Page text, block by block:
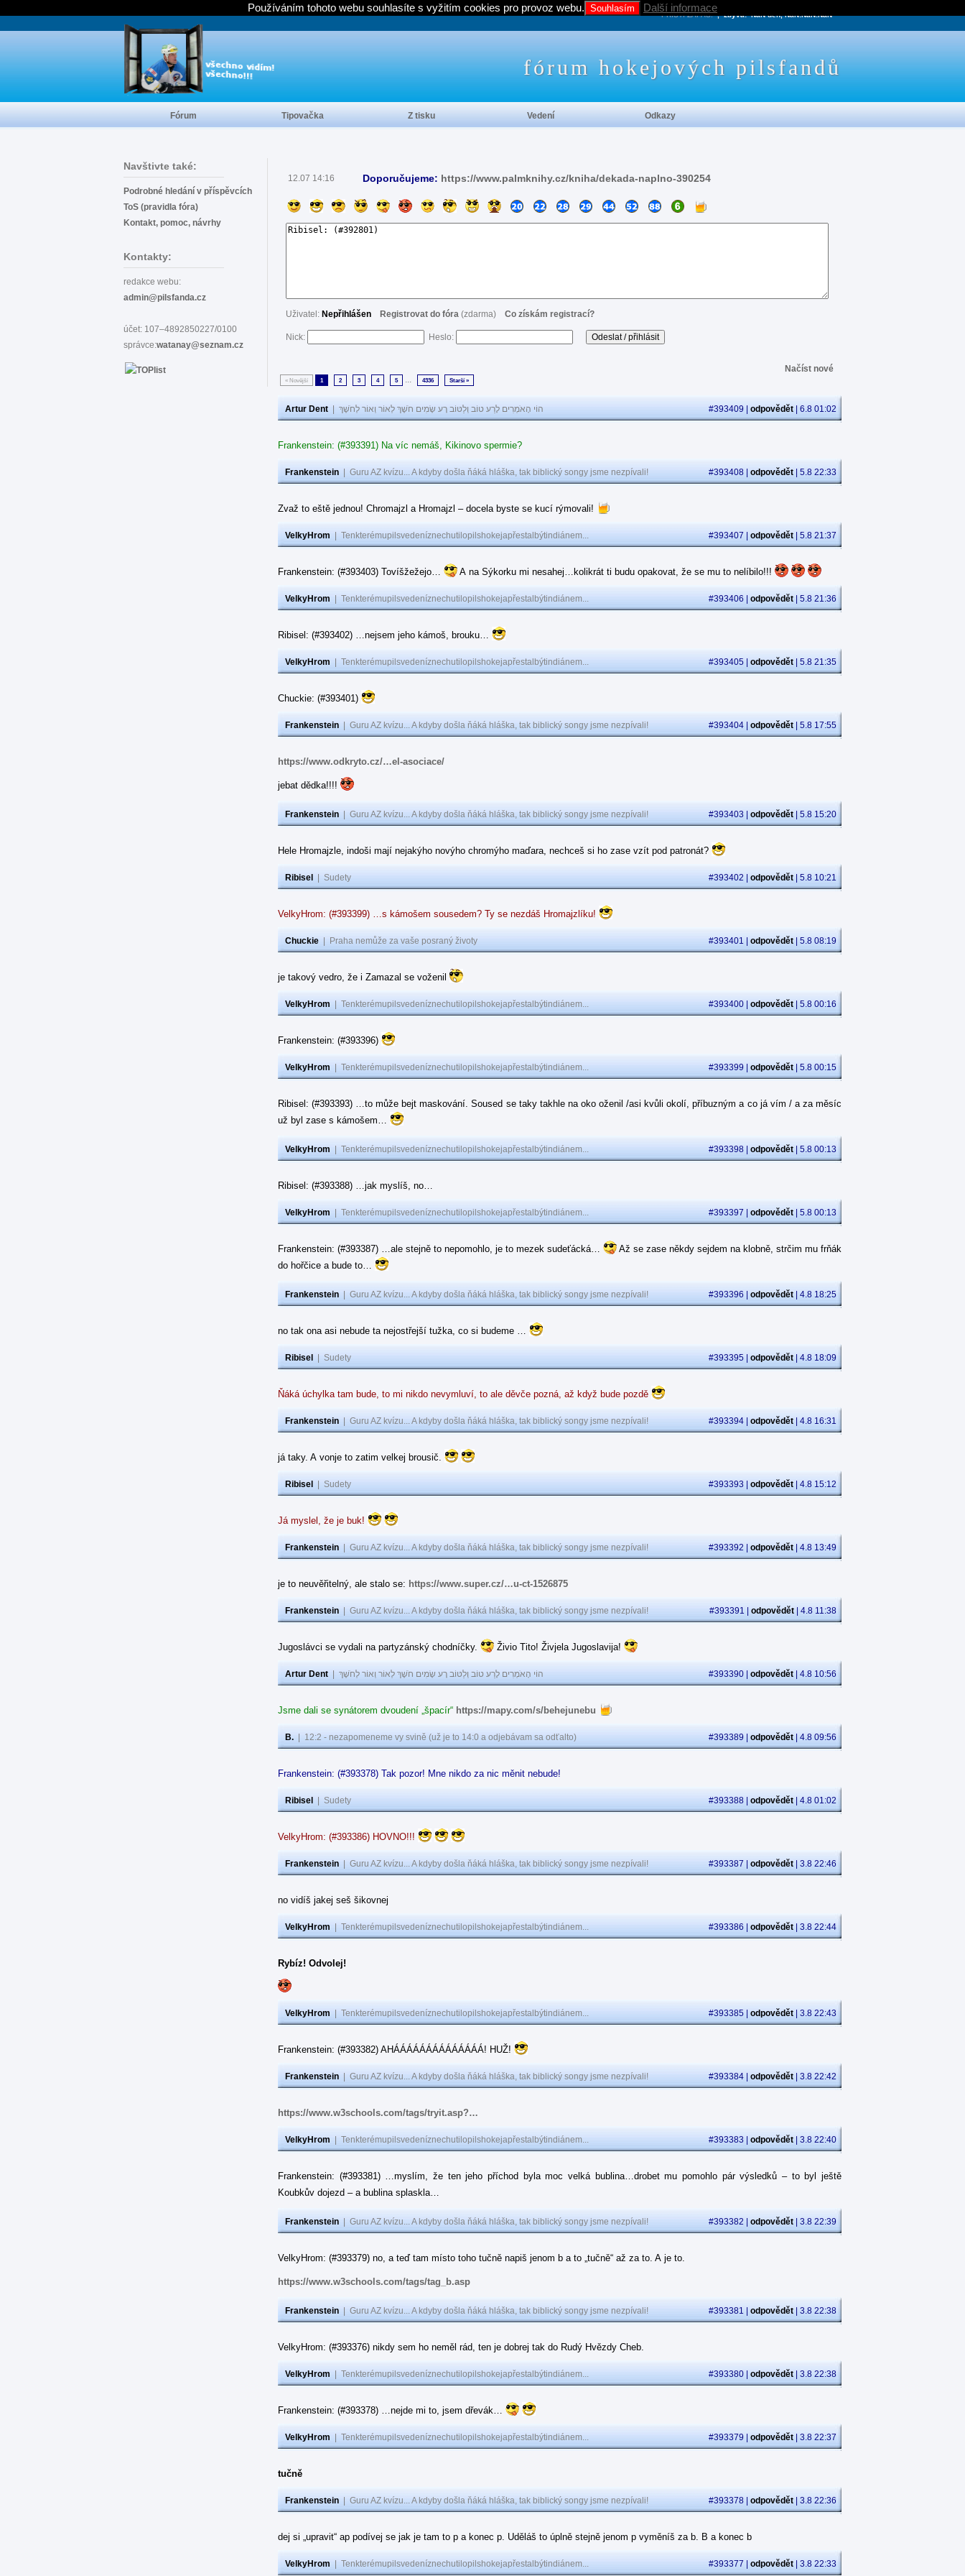
Navštivte také:
Podrobné hledání v příspěvcích
ToS (pravidla fóra)
Kontakt, pomoc, návrhy
Kontakty:
redakce webu:
admin@pilsfanda.cz
účet: 107–4892850227/0100
správce:watanay@seznam.cz
12.07 14:16 Doporučujeme: https://www.palmknihy.cz/kniha/dekada-naplno-390254
Uživatel: Nepřihlášen Registrovat do fóra (zdarma) Co získám registrací?
Nick: Heslo:
Načíst nové
« Novější 1 2 3 4 5 ... 4336 Starší »
Artur Dent הוֹי הָאֹמְרִים לָרַע טוֹב וְלַטּוֹב רָע שָׂמִים חֹשֶׁךְ לְאוֹר וְאוֹר לְחֹשֶׁךְ #393409 | odpovědět | 6.8 01:02
Frankenstein: (#393391) Na víc nemáš, Kikinovo spermie?
Frankenstein Guru AZ kvízu... A kdyby došla ňáká hláška, tak biblický songy jsme nezpívali! #393408 | odpovědět | 5.8 22:33
Zvaž to eště jednou! Chromajzl a Hromajzl – docela byste se kucí rýmovali!
VelkyHrom Tenkterémupilsvedeníznechutilopilshokejapřestalbýtindiánem... #393407 | odpovědět | 5.8 21:37
Frankenstein: (#393403) Tovíšžežejo… A na Sýkorku mi nesahej…kolikrát ti budu opakovat, že se mu to nelíbilo!!!
VelkyHrom Tenkterémupilsvedeníznechutilopilshokejapřestalbýtindiánem... #393406 | odpovědět | 5.8 21:36
Ribisel: (#393402) …nejsem jeho kámoš, brouku…
VelkyHrom Tenkterémupilsvedeníznechutilopilshokejapřestalbýtindiánem... #393405 | odpovědět | 5.8 21:35
Chuckie: (#393401)
Frankenstein Guru AZ kvízu... A kdyby došla ňáká hláška, tak biblický songy jsme nezpívali! #393404 | odpovědět | 5.8 17:55
https://www.odkryto.cz/…el-asociace/
jebat dědka!!!!
Frankenstein Guru AZ kvízu... A kdyby došla ňáká hláška, tak biblický songy jsme nezpívali! #393403 | odpovědět | 5.8 15:20
Hele Hromajzle, indoši mají nejakýho novýho chromýho maďara, nechceš si ho zase vzít pod patronát?
Ribisel Sudety #393402 | odpovědět | 5.8 10:21
VelkyHrom: (#393399) …s kámošem sousedem? Ty se nezdáš Hromajzlíku!
Chuckie Praha nemůže za vaše posraný životy #393401 | odpovědět | 5.8 08:19
je takový vedro, že i Zamazal se voženil
VelkyHrom Tenkterémupilsvedeníznechutilopilshokejapřestalbýtindiánem... #393400 | odpovědět | 5.8 00:16
Frankenstein: (#393396)
VelkyHrom Tenkterémupilsvedeníznechutilopilshokejapřestalbýtindiánem... #393399 | odpovědět | 5.8 00:15
Ribisel: (#393393) …to může bejt maskování. Soused se taky takhle na oko oženil /asi kvůli okolí, příbuzným a co já vím / a za měsíc
už byl zase s kámošem…
VelkyHrom Tenkterémupilsvedeníznechutilopilshokejapřestalbýtindiánem... #393398 | odpovědět | 5.8 00:13
Ribisel: (#393388) …jak myslíš, no…
VelkyHrom Tenkterémupilsvedeníznechutilopilshokejapřestalbýtindiánem... #393397 | odpovědět | 5.8 00:13
Frankenstein: (#393387) …ale stejně to nepomohlo, je to mezek sudeťácká…
Až se zase někdy sejdem na klobně, strčim mu frňák
do hořčice a bude to…
Frankenstein Guru AZ kvízu... A kdyby došla ňáká hláška, tak biblický songy jsme nezpívali! #393396 | odpovědět | 4.8 18:25
no tak ona asi nebude ta nejostřejší tužka, co si budeme …
Ribisel Sudety #393395 | odpovědět | 4.8 18:09
Ňáká úchylka tam bude, to mi nikdo nevymluví, to ale děvče pozná, až když bude pozdě
Frankenstein Guru AZ kvízu... A kdyby došla ňáká hláška, tak biblický songy jsme nezpívali! #393394 | odpovědět | 4.8 16:31
já taky. A vonje to zatim velkej brousič.
Ribisel Sudety #393393 | odpovědět | 4.8 15:12
Já myslel, že je buk!
Frankenstein Guru AZ kvízu... A kdyby došla ňáká hláška, tak biblický songy jsme nezpívali! #393392 | odpovědět | 4.8 13:49
je to neuvěřitelný, ale stalo se: https://www.super.cz/…u-ct-1526875
Frankenstein Guru AZ kvízu... A kdyby došla ňáká hláška, tak biblický songy jsme nezpívali! #393391 | odpovědět | 4.8 11:38
Jugoslávci se vydali na partyzánský chodníčky. Živio Tito! Živjela Jugoslavija!
Artur Dent הוֹי הָאֹמְרִים לָרַע טוֹב וְלַטּוֹב רָע שָׂמִים חֹשֶׁךְ לְאוֹר וְאוֹר לְחֹשֶׁךְ #393390 | odpovědět | 4.8 10:56
Jsme dali se synátorem dvoudení „špacír“ https://mapy.com/s/behejunebu
B. 12:2 - nezapomeneme vy svině (už je to 14:0 a odjebávam sa odťalto) #393389 | odpovědět | 4.8 09:56
Frankenstein: (#393378) Tak pozor! Mne nikdo za nic měnit nebude!
Ribisel Sudety #393388 | odpovědět | 4.8 01:02
VelkyHrom: (#393386) HOVNO!!!
Frankenstein Guru AZ kvízu... A kdyby došla ňáká hláška, tak biblický songy jsme nezpívali! #393387 | odpovědět | 3.8 22:46
no vidíš jakej seš šikovnej
VelkyHrom Tenkterémupilsvedeníznechutilopilshokejapřestalbýtindiánem... #393386 | odpovědět | 3.8 22:44
Rybíz! Odvolej!
VelkyHrom Tenkterémupilsvedeníznechutilopilshokejapřestalbýtindiánem... #393385 | odpovědět | 3.8 22:43
Frankenstein: (#393382) AHÁÁÁÁÁÁÁÁÁÁÁÁÁÁ! HUŽ!
Frankenstein Guru AZ kvízu... A kdyby došla ňáká hláška, tak biblický songy jsme nezpívali! #393384 | odpovědět | 3.8 22:42
https://www.w3schools.com/tags/tryit.asp?…
VelkyHrom Tenkterémupilsvedeníznechutilopilshokejapřestalbýtindiánem... #393383 | odpovědět | 3.8 22:40
Frankenstein: (#393381) …myslím, že ten jeho příchod byla moc velká bublina…drobet mu pomohlo pár výsledků – to byl ještě
Koubkův dojezd – a bublina splaskla…
Frankenstein Guru AZ kvízu... A kdyby došla ňáká hláška, tak biblický songy jsme nezpívali! #393382 | odpovědět | 3.8 22:39
VelkyHrom: (#393379) no, a teď tam místo toho tučně napiš jenom b a to „tučně“ až za to. A je to.
https://www.w3schools.com/tags/tag_b.asp
Frankenstein Guru AZ kvízu... A kdyby došla ňáká hláška, tak biblický songy jsme nezpívali! #393381 | odpovědět | 3.8 22:38
VelkyHrom: (#393376) nikdy sem ho neměl rád, ten je dobrej tak do Rudý Hvězdy Cheb.
VelkyHrom Tenkterémupilsvedeníznechutilopilshokejapřestalbýtindiánem... #393380 | odpovědět | 3.8 22:38
Frankenstein: (#393378) …nejde mi to, jsem dřevák…
VelkyHrom Tenkterémupilsvedeníznechutilopilshokejapřestalbýtindiánem... #393379 | odpovědět | 3.8 22:37
tučně
Frankenstein Guru AZ kvízu... A kdyby došla ňáká hláška, tak biblický songy jsme nezpívali! #393378 | odpovědět | 3.8 22:36
dej si „upravit“ ap podívej se jak je tam to p a konec p. Uděláš to úplně stejně jenom p vyměníš za b. B a konec b
VelkyHrom Tenkterémupilsvedeníznechutilopilshokejapřestalbýtindiánem... #393377 | odpovědět | 3.8 22:33
PRÍŠTÍ ZÁPAS:, zbývá:NaN den, NaN:NaN:NaN
fórum hokejových pilsfandů
Fórum Tipovačka Z tisku Vedení Odkazy
Používáním tohoto webu souhlasíte s vyžitím cookies pro provoz webu. Souhlasím Další informace